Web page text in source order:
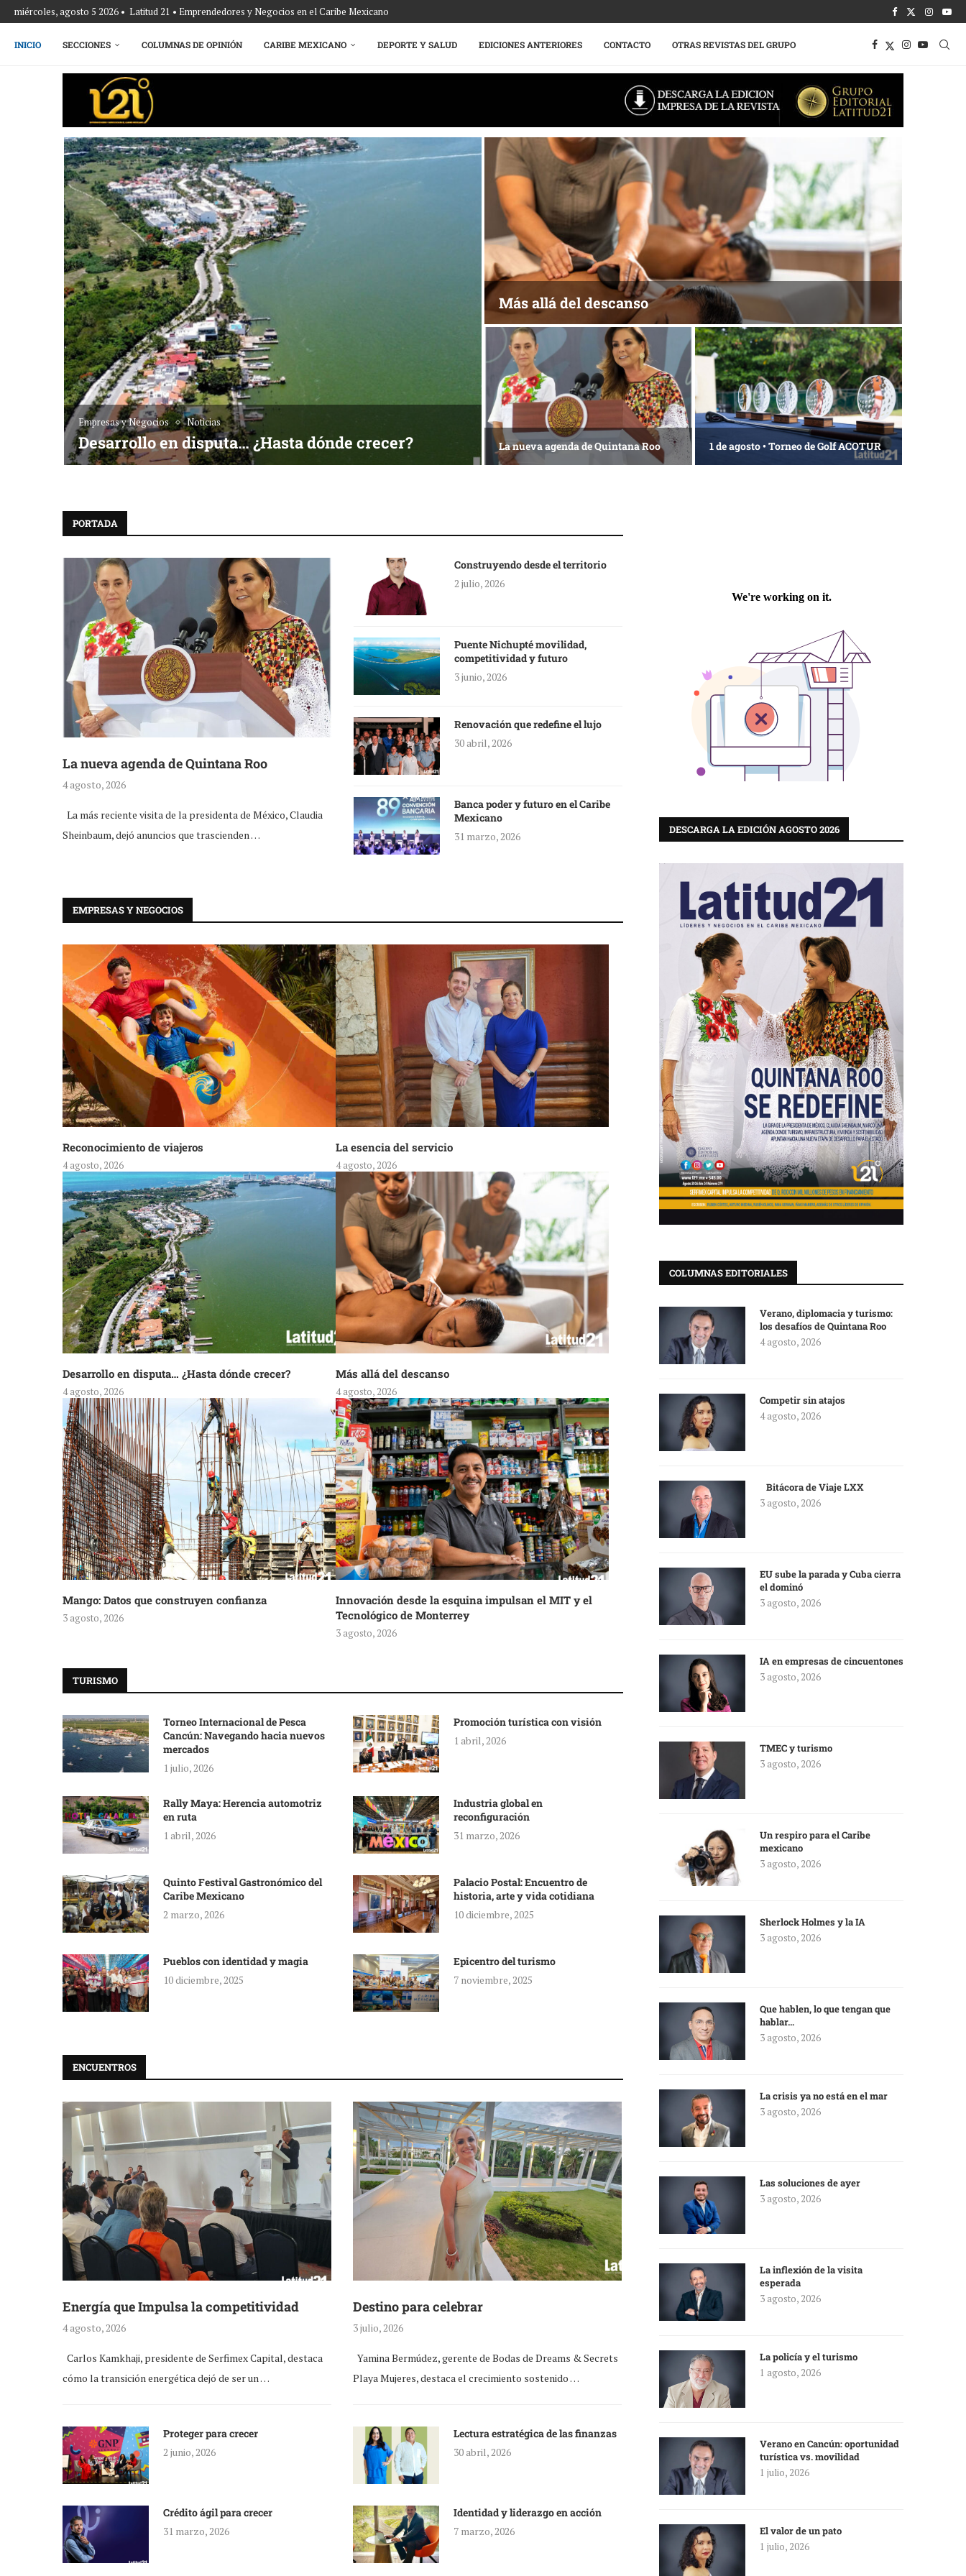
miércoles, agosto 5 2026 • Latitud 21 • Emprendedores y Negocios en el Caribe Mexicano
INICIO SECCIONES COLUMNAS DE OPINIÓN CARIBE MEXICANO DEPORTE Y SALUD EDICIONES ANTERIORES CONTACTO OTRAS REVISTAS DEL GRUPO
Noticias
1 al 28 de agosto • Fundación Isleña
Energía que Impulsa la competitividad
Reconocimiento de viajeros La esencia del servicio
PORTADA
La nueva agenda de Quintana Roo
4 agosto, 2026
La más reciente visita de la presidenta de México, Claudia
Sheinbaum, dejó anuncios que trascienden …
Construyendo desde el territorio
2 julio, 2026
Puente Nichupté movilidad,
competitividad y futuro
3 junio, 2026
Renovación que redefine el lujo
30 abril, 2026
Banca poder y futuro en el Caribe
Mexicano
31 marzo, 2026
EMPRESAS Y NEGOCIOS
Reconocimiento de viajeros
4 agosto, 2026
La esencia del servicio
4 agosto, 2026
Desarrollo en disputa… ¿Hasta dónde crecer?
4 agosto, 2026
Más allá del descanso
4 agosto, 2026
Mango: Datos que construyen confianza
3 agosto, 2026
Innovación desde la esquina impulsan el MIT y el
Tecnológico de Monterrey
3 agosto, 2026
TURISMO
Torneo Internacional de Pesca
Cancún: Navegando hacia nuevos
mercados
1 julio, 2026
Promoción turística con visión
1 abril, 2026
Rally Maya: Herencia automotriz
en ruta
1 abril, 2026
Industria global en
reconfiguración
31 marzo, 2026
Quinto Festival Gastronómico del
Caribe Mexicano
2 marzo, 2026
Palacio Postal: Encuentro de
historia, arte y vida cotidiana
10 diciembre, 2025
Pueblos con identidad y magia
10 diciembre, 2025
Epicentro del turismo
7 noviembre, 2025
ENCUENTROS
Energía que Impulsa la competitividad
4 agosto, 2026
Carlos Kamkhaji, presidente de Serfimex Capital, destaca
cómo la transición energética dejó de ser un …
Destino para celebrar
3 julio, 2026
Yamina Bermúdez, gerente de Bodas de Dreams & Secrets
Playa Mujeres, destaca el crecimiento sostenido …
Proteger para crecer
2 junio, 2026
Lectura estratégica de las finanzas
30 abril, 2026
Crédito ágil para crecer
31 marzo, 2026
Identidad y liderazgo en acción
7 marzo, 2026
DESCARGA LA EDICIÓN AGOSTO 2026
COLUMNAS EDITORIALES
Verano, diplomacia y turismo:
los desafíos de Quintana Roo
4 agosto, 2026
Competir sin atajos
4 agosto, 2026
Bitácora de Viaje LXX
3 agosto, 2026
EU sube la parada y Cuba cierra
el dominó
3 agosto, 2026
IA en empresas de cincuentones
3 agosto, 2026
TMEC y turismo
3 agosto, 2026
Un respiro para el Caribe
mexicano
3 agosto, 2026
Sherlock Holmes y la IA
3 agosto, 2026
Que hablen, lo que tengan que
hablar…
3 agosto, 2026
La crisis ya no está en el mar
3 agosto, 2026
Las soluciones de ayer
3 agosto, 2026
La inflexión de la visita
esperada
3 agosto, 2026
La policía y el turismo
1 agosto, 2026
Verano en Cancún: oportunidad
turística vs. movilidad
1 julio, 2026
El valor de un pato
1 julio, 2026